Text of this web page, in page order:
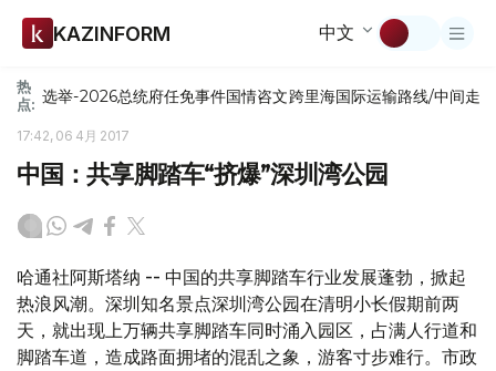
KAZINFORM 中文
热
点: 选举-2026总统府任免事件国情咨文跨里海国际运输路线/中间走廊
17:42, 06 4月 2017
中国：共享脚踏车“挤爆”深圳湾公园
哈通社阿斯塔纳 -- 中国的共享脚踏车行业发展蓬勃，掀起
热浪风潮。深圳知名景点深圳湾公园在清明小长假期前两
天，就出现上万辆共享脚踏车同时涌入园区，占满人行道和
脚踏车道，造成路面拥堵的混乱之象，游客寸步难行。市政